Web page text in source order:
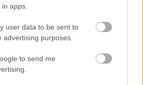
apps.
user data to be sent to
advertising purposes.
to send me
most kiderülhet, mennyire
10 órakor nyílt meg
a Vodafone Mammut I-ben
üzletén belül található.…